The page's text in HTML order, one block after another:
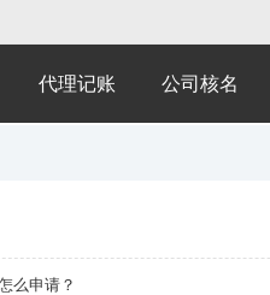
代理记账 公司核名
么申请？